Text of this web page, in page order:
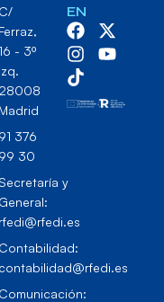
C/
Ferraz,
16 - 3º
Izq.
28008
Madrid
91 376
99 30
Secretaría y
General:
rfedi@rfedi.es
Contabilidad:
contabilidad@rfedi.es
Comunicación:
EN